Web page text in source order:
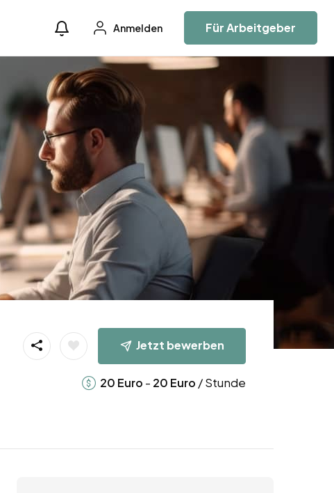
Anmelden Für Arbeitgeber
Jetzt bewerben
20 Euro - 20 Euro / Stunde